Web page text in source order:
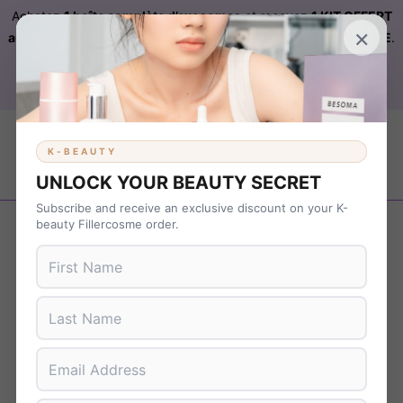
Achetez1 boîte complète d’exosomeset recevez1 KIT OFFERT
automatiquement ajouté à votre commande sur FILLERCOSME.
Livraison OFFERTE KBEAUTYdès 899 € d’achat. Code :
B37NS7T9
Revenir en arrière
×
K-BEAUTY
UNLOCK YOUR BEAUTY SECRET
Subscribe and receive an exclusive discount on your K-
beauty Fillercosme order.